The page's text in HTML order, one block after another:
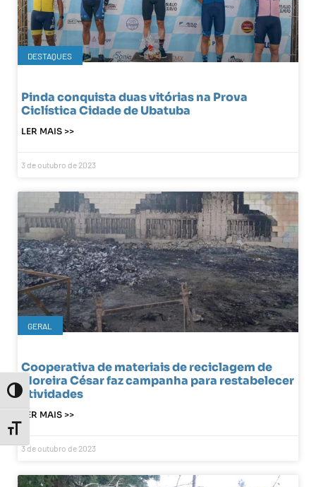
Toggle High Contrast
Toggle Font size
DESTAQUES
Pinda conquista duas vitórias na Prova
Ciclística Cidade de Ubatuba
LER MAIS >>
3 de outubro de 2023
GERAL
Cooperativa de materiais de reciclagem de
Moreira César faz campanha para restabelecer
atividades
LER MAIS >>
3 de outubro de 2023